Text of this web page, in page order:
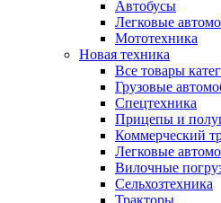
Автобусы
Легковые
Мототехника
Новая техника
Все товары
Грузовые
Спецтехника
Прицепы и
Коммерческий
Легковые
Вилочные
Сельхозтехника
Тракторы